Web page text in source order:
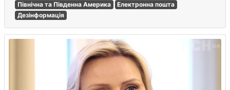
Північна та Південна Америка
Електронна пошта
Дезінформація